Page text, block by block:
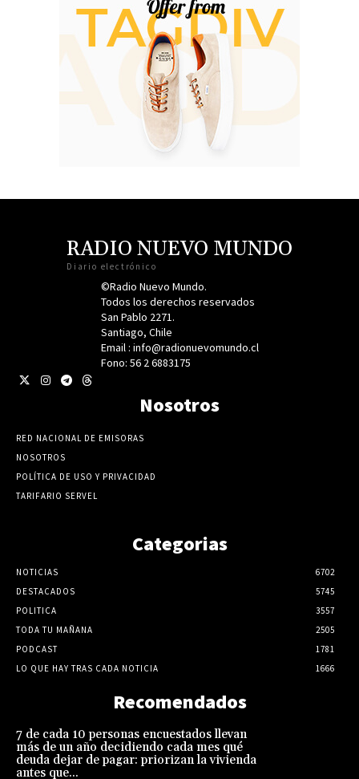
RADIO NUEVO MUNDO
Diario electrónico
©Radio Nuevo Mundo.
Todos los derechos reservados
San Pablo 2271.
Santiago, Chile
Email : info@radionuevomundo.cl
Fono: 56 2 6883175
Nosotros
RED NACIONAL DE EMISORAS
NOSOTROS
POLÍTICA DE USO Y PRIVACIDAD
TARIFARIO SERVEL
Categorias
NOTICIAS
6702
DESTACADOS
5745
POLITICA
3557
TODA TU MAÑANA
2505
PODCAST
1781
LO QUE HAY TRAS CADA NOTICIA
1666
Recomendados
7 de cada 10 personas encuestados llevan
más de un año decidiendo cada mes qué
deuda dejar de pagar: priorizan la vivienda
antes que...